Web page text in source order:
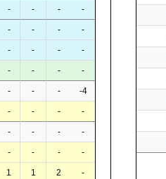
- - - -
- - - -
- - - -
- - - -
- - - -4
- - - -
- - - -
- - - -
1 1 2 -